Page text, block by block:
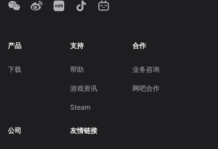
产品
下载
支持
帮助
游戏资讯
Steam
合作
业务咨询
网吧合作
公司 友情链接